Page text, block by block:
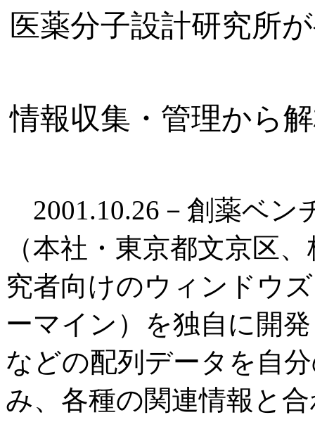
医薬分子設計研究所
情報収集・管理から
2001.10.26－創薬ベン
（本社・東京都文京区
究者向けのウィンドウ
ーマイン）を独自に開
などの配列データを自
み、各種の関連情報と